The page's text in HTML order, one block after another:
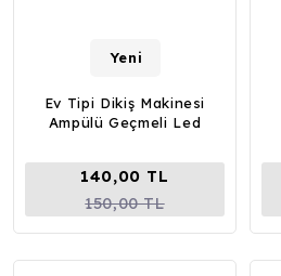
Yeni
Ev Tipi Dikiş Makinesi
Ampülü Geçmeli Led
140,00 TL
150,00 TL